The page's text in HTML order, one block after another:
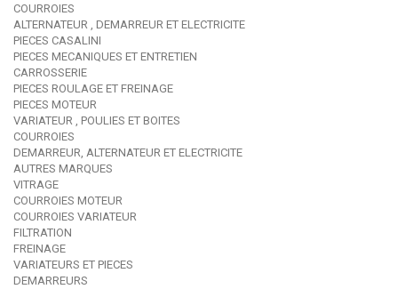
COURROIES
ALTERNATEUR , DEMARREUR ET ELECTRICITE
PIECES CASALINI
PIECES MECANIQUES ET ENTRETIEN
CARROSSERIE
PIECES ROULAGE ET FREINAGE
PIECES MOTEUR
VARIATEUR , POULIES ET BOITES
COURROIES
DEMARREUR, ALTERNATEUR ET ELECTRICITE
AUTRES MARQUES
VITRAGE
COURROIES MOTEUR
COURROIES VARIATEUR
FILTRATION
FREINAGE
VARIATEURS ET PIECES
DEMARREURS